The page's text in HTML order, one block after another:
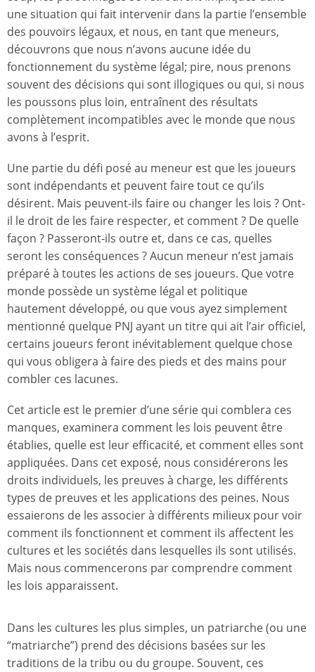
une situation qui fait intervenir dans la partie l’ensemble
des pouvoirs légaux, et nous, en tant que meneurs,
découvrons que nous n’avons aucune idée du
fonctionnement du système légal; pire, nous prenons
souvent des décisions qui sont illogiques ou qui, si nous
les poussons plus loin, entraînent des résultats
complètement incompatibles avec le monde que nous
avons à l’esprit.
Une partie du défi posé au meneur est que les joueurs
sont indépendants et peuvent faire tout ce qu’ils
désirent. Mais peuvent-ils faire ou changer les lois ? Ont-
il le droit de les faire respecter, et comment ? De quelle
façon ? Passeront-ils outre et, dans ce cas, quelles
seront les conséquences ? Aucun meneur n’est jamais
préparé à toutes les actions de ses joueurs. Que votre
monde possède un système légal et politique
hautement développé, ou que vous ayez simplement
mentionné quelque PNJ ayant un titre qui ait l’air officiel,
certains joueurs feront inévitablement quelque chose
qui vous obligera à faire des pieds et des mains pour
combler ces lacunes.
Cet article est le premier d’une série qui comblera ces
manques, examinera comment les lois peuvent être
établies, quelle est leur efficacité, et comment elles sont
appliquées. Dans cet exposé, nous considérerons les
droits individuels, les preuves à charge, les différents
types de preuves et les applications des peines. Nous
essaierons de les associer à différents milieux pour voir
comment ils fonctionnent et comment ils affectent les
cultures et les sociétés dans lesquelles ils sont utilisés.
Mais nous commencerons par comprendre comment
les lois apparaissent.
Dans les cultures les plus simples, un patriarche (ou une
“matriarche”) prend des décisions basées sur les
traditions de la tribu ou du groupe. Souvent, ces